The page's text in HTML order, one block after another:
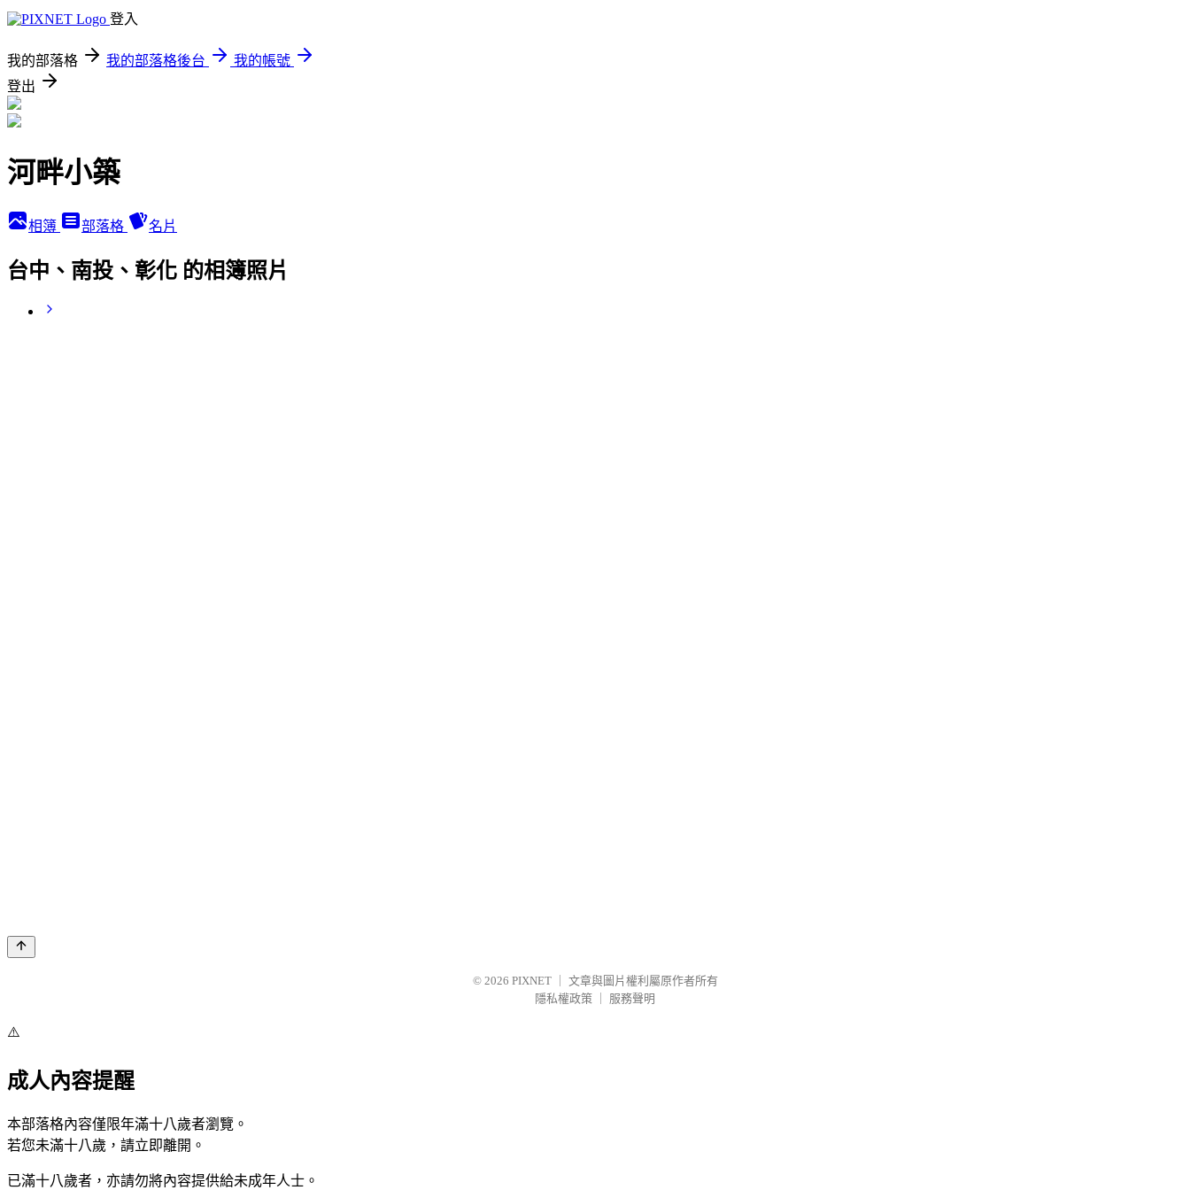
登入
我的部落格 我的部落格後台
我的帳號
登出
河畔小築
相簿 部落格 名片
台中、南投、彰化 的相簿照片
© 2026 PIXNET
文章與圖片權利屬原作者所有
隱私權政策
服務聲明
⚠️
成人內容提醒
本部落格內容僅限年滿十八歲者瀏覽。
若您未滿十八歲，請立即離開。
已滿十八歲者，亦請勿將內容提供給未成年人士。